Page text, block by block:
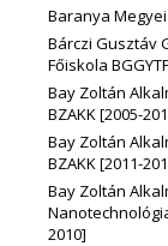
Baranya Megyei
Bárczi Gusztáv
Főiskola
Bay Zoltán
BZAKK [2005-
Bay Zoltán
BZAKK [2011-
Bay Zoltán
2010]